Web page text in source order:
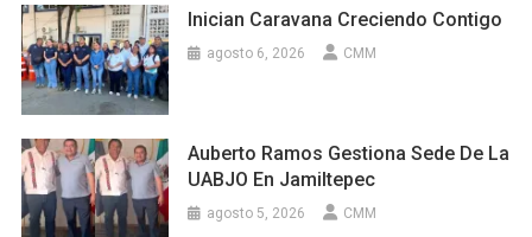
Inician Caravana Creciendo Contigo
agosto 6, 2026 CMM
Auberto Ramos Gestiona Sede De La
UABJO En Jamiltepec
agosto 5, 2026 CMM